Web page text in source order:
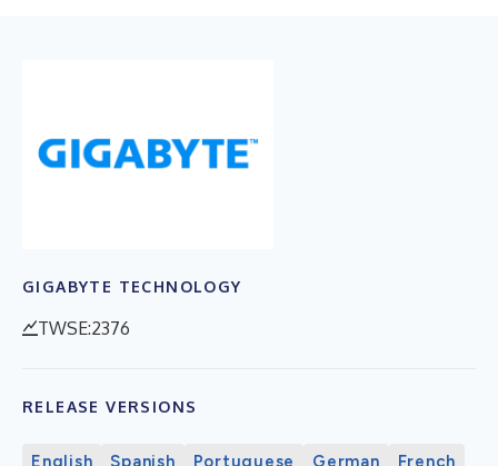
GIGABYTE TECHNOLOGY
TWSE:2376
RELEASE VERSIONS
English Spanish Portuguese German
French